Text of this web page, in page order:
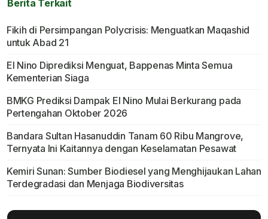
Berita Terkait
Fikih di Persimpangan Polycrisis: Menguatkan Maqashid
untuk Abad 21
El Nino Diprediksi Menguat, Bappenas Minta Semua
Kementerian Siaga
BMKG Prediksi Dampak El Nino Mulai Berkurang pada
Pertengahan Oktober 2026
Bandara Sultan Hasanuddin Tanam 60 Ribu Mangrove,
Ternyata Ini Kaitannya dengan Keselamatan Pesawat
Kemiri Sunan: Sumber Biodiesel yang Menghijaukan Lahan
Terdegradasi dan Menjaga Biodiversitas